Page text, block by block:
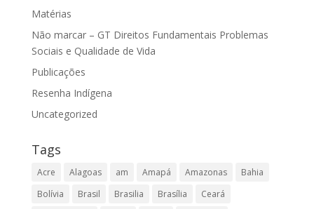
Matérias
Não marcar – GT Direitos Fundamentais Problemas
Sociais e Qualidade de Vida
Publicações
Resenha Indígena
Uncategorized
Tags
Acre Alagoas am Amapá Amazonas
Bahia
Bolívia
Brasil Brasilia Brasília
Ceará